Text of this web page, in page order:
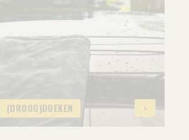
(DROOG)DOEKEN